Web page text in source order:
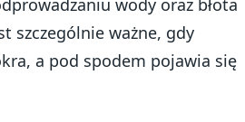
wody oraz błota
szczególnie ważne, gdy
a pod spodem pojawia się